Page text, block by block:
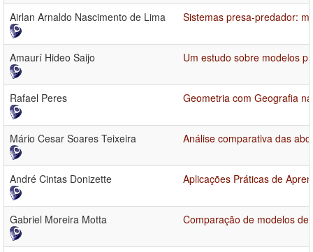
Airlan Arnaldo Nascimento de Lima Sistemas presa-predador:
Amaurí Hideo Saijo Um estudo sobre modelos
Rafael Peres Geometria com Geografia
Mário Cesar Soares Teixeira Análise comparativa das
André Cintas Donizette Aplicações Práticas de
Gabriel Moreira Motta Comparação de modelos